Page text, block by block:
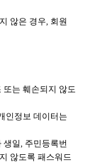
않은 경우, 회원
또는 훼손되지 않도
인정보 데이터는
일, 주민등록번
않도록 패스워드